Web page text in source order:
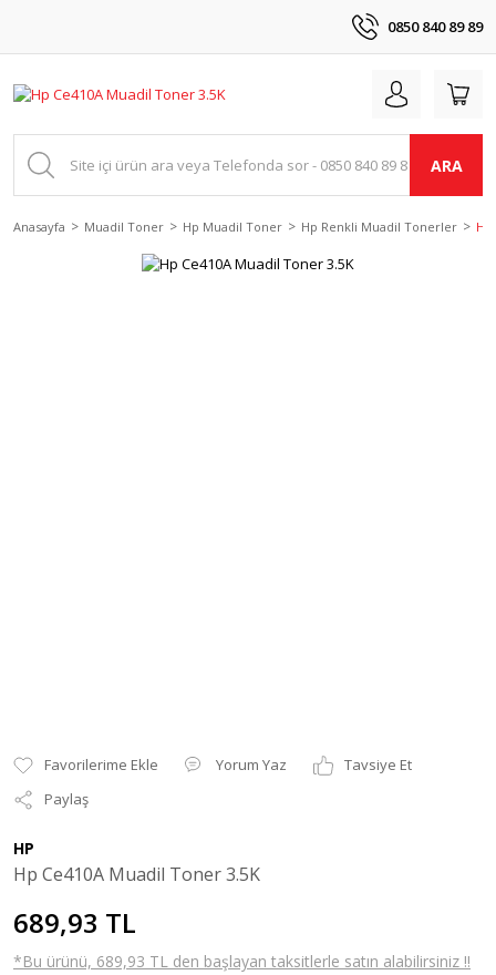
0850 840 89 89
ARA
Anasayfa Muadil Toner Hp Muadil Toner Hp Renkli Muadil Tonerler
Yorum Yaz
Tavsiye Et
Paylaş
HP
Hp Ce410A Muadil Toner 3.5K
689,93 TL
*Bu ürünü, 689,93 TL den başlayan taksitlerle satın alabilirsiniz !!